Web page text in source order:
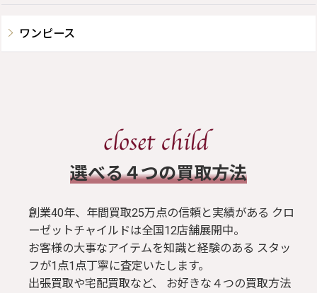
ワンピース
​選べる４つの買取方法
創業40年、年間買取25万点の信頼と実績がある クロ
ーゼットチャイルドは全国12店舗展開中。
お客様の大事なアイテムを知識と経験のある スタッ
フが1点1点丁寧に査定いたします。
出張買取や宅配買取など、 お好きな４つの買取方法